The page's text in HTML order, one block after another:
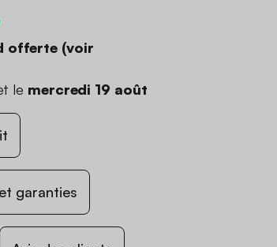
offerte (voir
le mercredi 19 août
garanties